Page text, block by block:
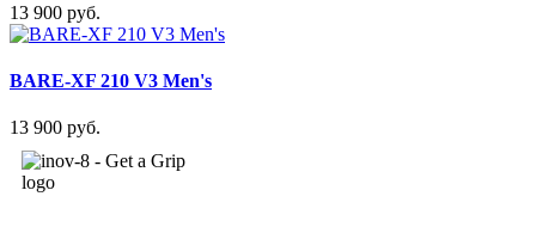
13 900 руб.
BARE-XF 210 V3 Men's
13 900 руб.